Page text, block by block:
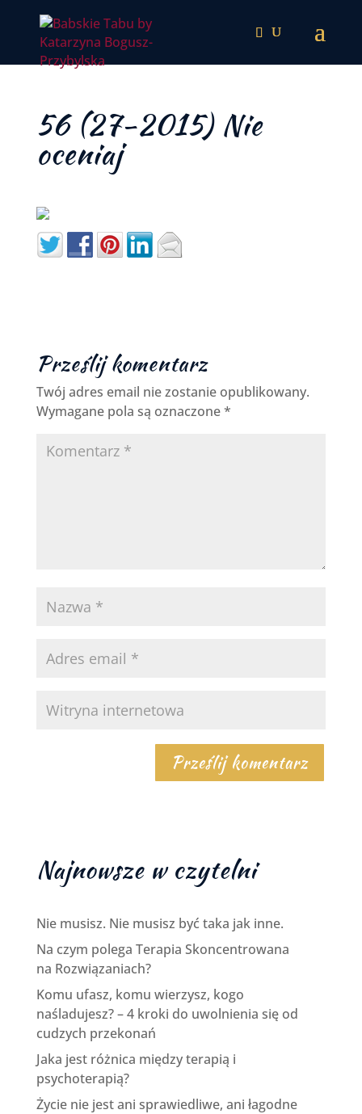
56 (27-2015) Nie
oceniaj
Prześlij komentarz
Twój adres email nie zostanie opublikowany.
Wymagane pola są oznaczone*
Najnowsze w czytelni
Nie musisz. Nie musisz być taka jak inne.
Na czym polega Terapia Skoncentrowana
na Rozwiązaniach?
Komu ufasz, komu wierzysz, kogo
naśladujesz? – 4 kroki do uwolnienia się od
cudzych przekonań
Jaka jest różnica między terapią i
psychoterapią?
Życie nie jest ani sprawiedliwe, ani łagodne